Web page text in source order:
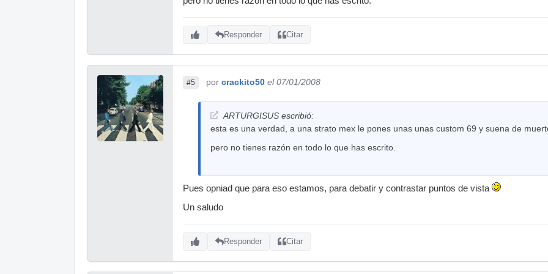
Responder Citar
#5 por crackito50 el 07/01/2008
ARTURGISUS escribió:
esta es una verdad, a una strato mex le pones unas unas custom 69 y suena de
pero no tienes razón en todo lo que has escrito.
Pues opniad que para eso estamos, para debatir y contrastar puntos de vista
Un saludo
Responder Citar